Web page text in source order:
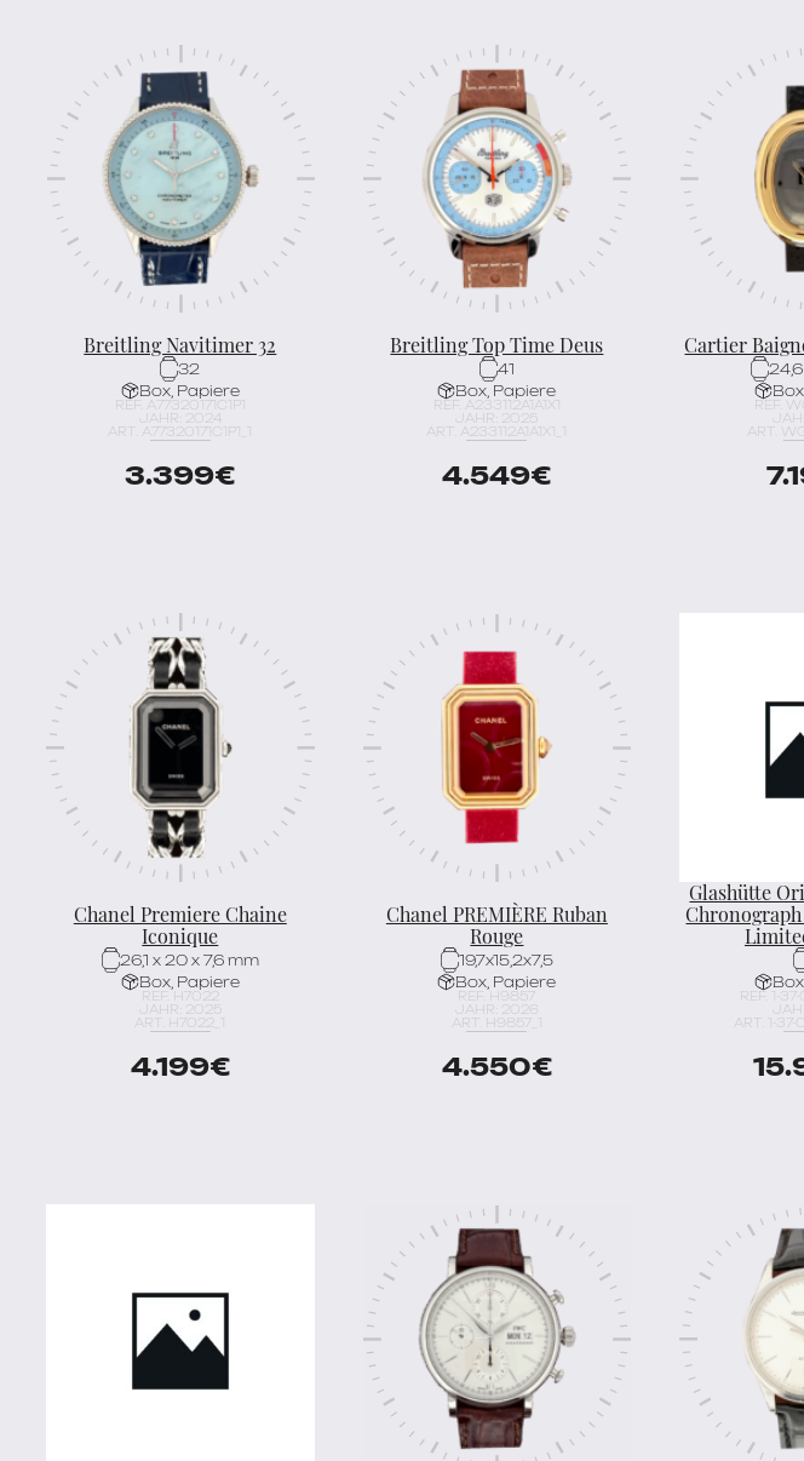
Breitling Navitimer 32
32
Box, Papiere
REF. A77320171C1P1
JAHR: 2024
ART. A77320171C1P1_1
3.399€
Breitling Top Time Deus
41
Box, Papiere
REF. A233112A1A1X1
JAHR: 2025
ART. A233112A1A1X1_1
4.549€
Cartier
24,6
REF.
ART.
Chanel Premiere Chaine
Iconique
26,1 x 20 x 7,6 mm
Box, Papiere
REF. H7022
JAHR: 2025
ART. H7022_1
4.199€
Chanel PREMIÈRE Ruban
Rouge
19,7x15,2x7,5
Box, Papiere
REF. H9857
JAHR: 2026
ART. H9857_1
4.550€
Glashütte
REF. 1-
ART. 1-37-